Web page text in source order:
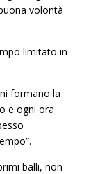
volontà
limitato in
formano la
e ogni ora
balli, non